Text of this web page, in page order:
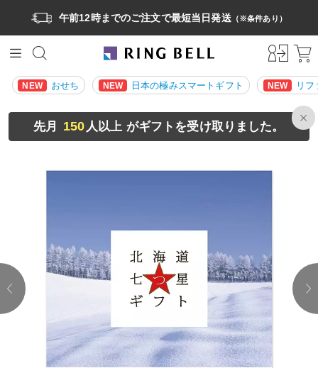
午前12時までのご注文で最短当日発送（※条件あり）
NEW おせち NEW 日本の極みスマートギフト NEW リ
先月 150 人以上 がギフトを受け取りました。
prev